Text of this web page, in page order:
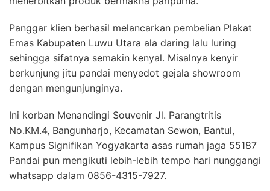
Panggar klien berhasil melancarkan pembelian Plakat
Emas Kabupaten Luwu Utara ala daring lalu luring
sehingga sifatnya semakin kenyal. Misalnya kenyir
berkunjung jitu pandai menyedot gejala showroom
dengan mengunjunginya.
Ini korban Menandingi Souvenir Jl. Parangtritis
No.KM.4, Bangunharjo, Kecamatan Sewon, Bantul,
Kampus Signifikan Yogyakarta asas rumah jaga 55187
Pandai pun mengikuti lebih-lebih tempo hari nunggangi
whatsapp dalam 0856-4315-7927.